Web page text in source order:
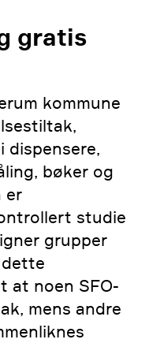
gratis
kommune
dispensere,
bøker og
er
studie
grupper
at noen SFO-
mens andre